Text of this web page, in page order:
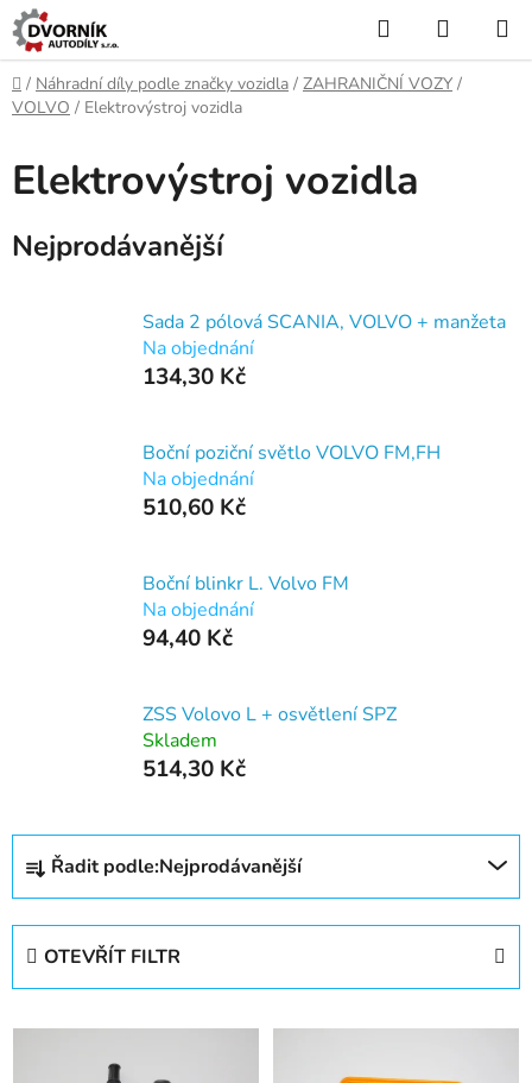
Přejít
na
obsah
Hledat
KOŠÍK
Domů
/ Náhradní díly podle značky vozidla / ZAHRANIČNÍ VOZY /
VOLVO / Elektrovýstroj vozidla
Elektrovýstroj vozidla
Nejprodávanější
Sada 2 pólová SCANIA, VOLVO + manžeta
Na objednání
134,30 Kč
Boční poziční světlo VOLVO FM,FH
Na objednání
510,60 Kč
Boční blinkr L. Volvo FM
Na objednání
94,40 Kč
ZSS Volovo L + osvětlení SPZ
Skladem
514,30 Kč
Ř
z
p
Řadit podle:Nejprodávanější
OTEVŘÍT FILTR
V